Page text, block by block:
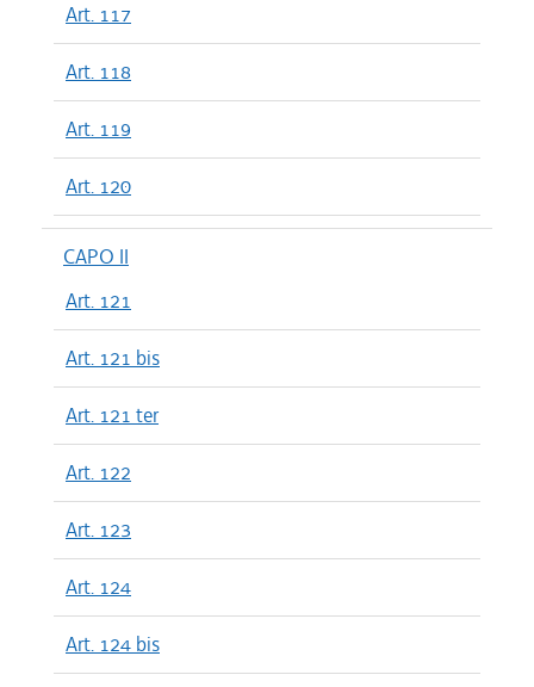
Art. 117
Art. 118
Art. 119
Art. 120
CAPO II
Art. 121
Art. 121 bis
Art. 121 ter
Art. 122
Art. 123
Art. 124
Art. 124 bis